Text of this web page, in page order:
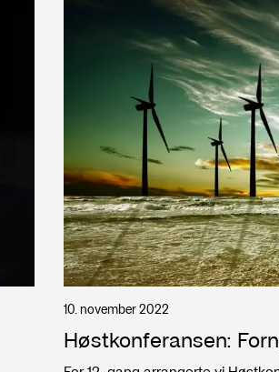
en del av den norske
10. november 2022
Høstkonferansen: